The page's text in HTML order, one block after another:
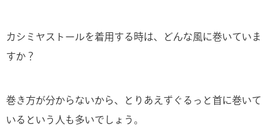
カシミヤストールを着用する時は、どんな風に巻いていま
すか？
巻き方が分からないから、とりあえずぐるっと首に巻いて
いるという人も多いでしょう。